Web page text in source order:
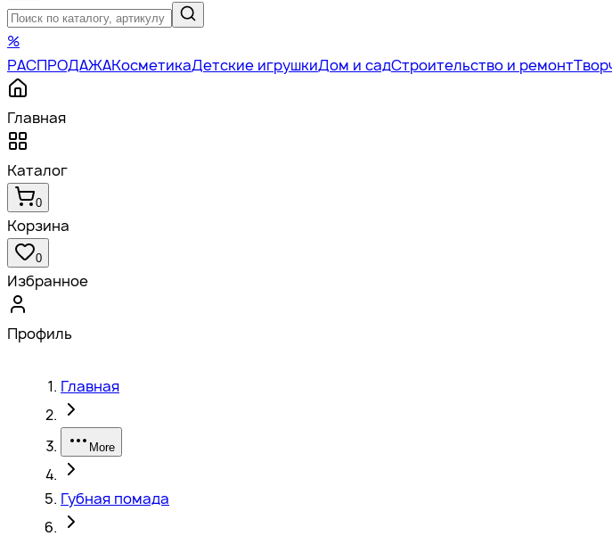
%
РАСПРОДАЖАКосметикаДетские игрушкиДом и садСтроительство и ремонт
Главная
Каталог
0
Корзина
0
Избранное
Профиль
Главная
More
Губная помада